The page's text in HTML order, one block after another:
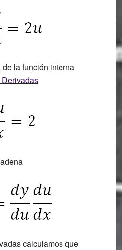
la función interna
Derivadas
calculamos que